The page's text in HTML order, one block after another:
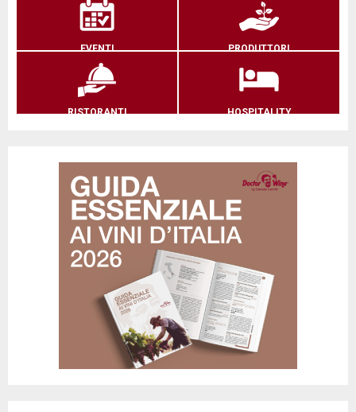
EVENTI PRODUTTORI
RISTORANTI HOSPITALITY